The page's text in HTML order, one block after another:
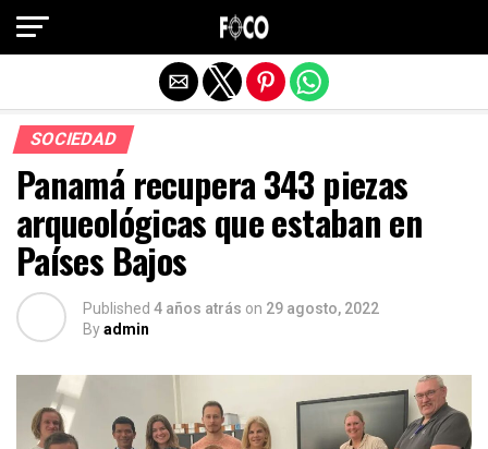
SOCIEDAD
Panamá recupera 343 piezas
arqueológicas que estaban en
Países Bajos
Published 4 años atrás on 29 agosto, 2022
Byadmin
Salir de la versión móvil